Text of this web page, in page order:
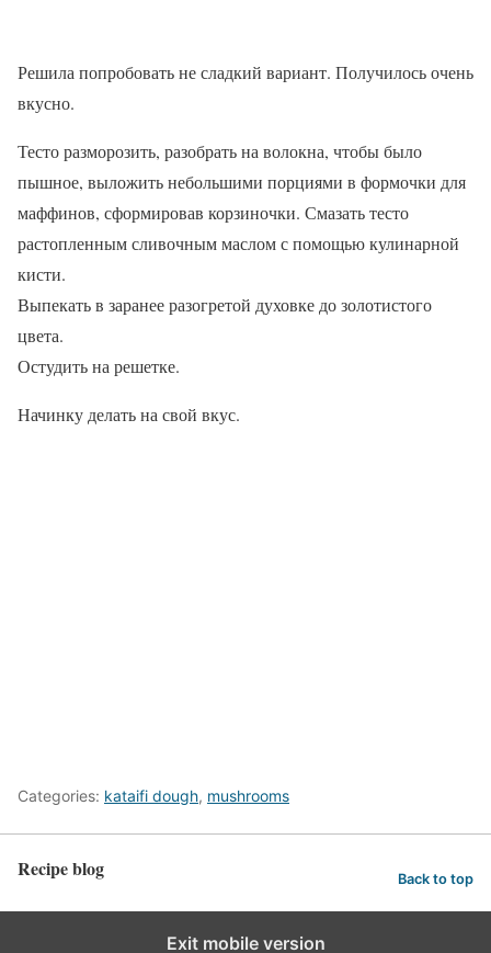
Решила попробовать не сладкий вариант. Получилось очень
вкусно.
Тесто разморозить, разобрать на волокна, чтобы было
пышное, выложить небольшими порциями в формочки для
маффинов, сформировав корзиночки. Смазать тесто
растопленным сливочным маслом с помощью кулинарной
кисти.
Выпекать в заранее разогретой духовке до золотистого
цвета.
Остудить на решетке.
Начинку делать на свой вкус.
Categories: kataifi dough, mushrooms
Recipe blog Back to top
Exit mobile version